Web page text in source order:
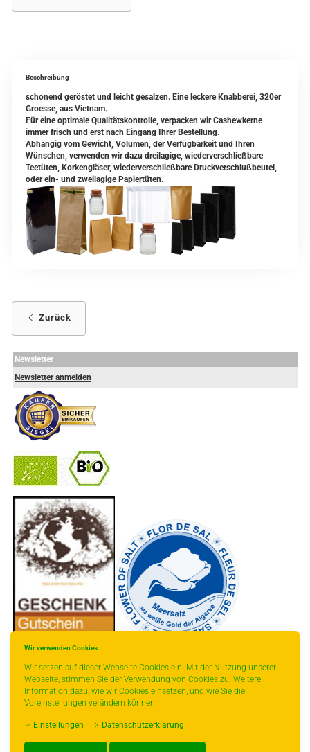
Wir verwenden Cookies
Wir setzen auf dieser Webseite Cookies ein. Mit der Nutzung unserer
Webseite, stimmen Sie der Verwendung von Cookies zu. Weitere
Information dazu, wie wir Cookies einsetzen, und wie Sie die
Voreinstellungen verändern können:
Einstellungen Datenschutzerklärung
Beschreibung
schonend geröstet und leicht gesalzen. Eine leckere Knabberei, 320er
Groesse, aus Vietnam.
Für eine optimale Qualitätskontrolle, verpacken wir Cashewkerne
immer frisch und erst nach Eingang Ihrer Bestellung.
Abhängig vom Gewicht, Volumen, der Verfügbarkeit und Ihren
Wünschen, verwenden wir dazu dreilagige, wiederverschließbare
Teetüten, Korkengläser, wiederverschließbare Druckverschlußbeutel,
oder ein- und zweilagige Papiertüten.
Zurück
Newsletter
Newsletter anmelden
* gilt für Lieferungen innerhalb Deutschlands, Lieferzeiten für andere Länder
entnehmen Sie bitte der Schaltfläche mit den Versandinformationen.